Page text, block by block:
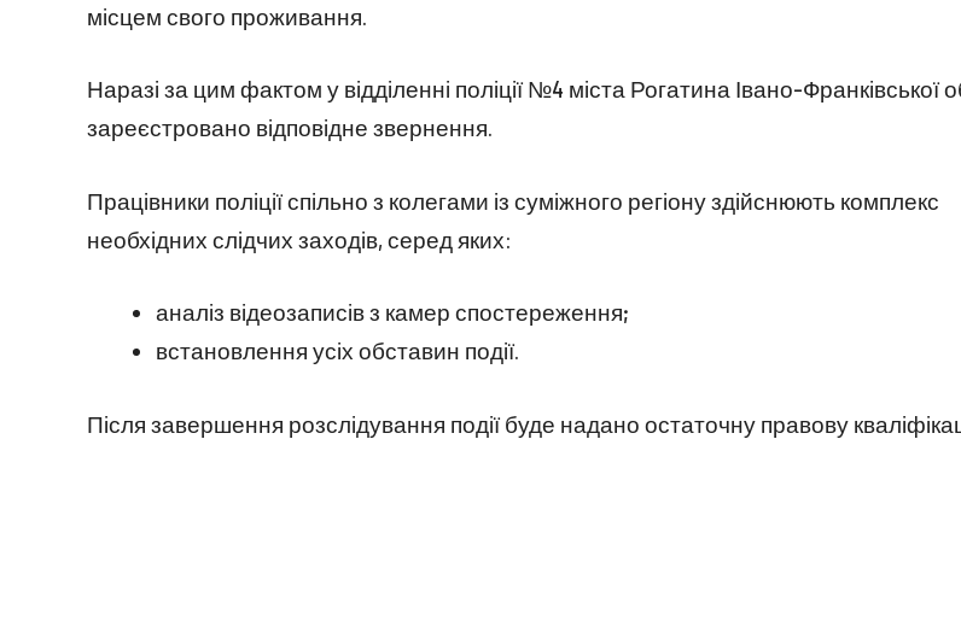
місцем свого проживання.
Наразі за цим фактом у відділенні поліції №4 міста Рогатина Івано-Франківської
зареєстровано відповідне звернення.
Працівники поліції спільно з колегами із суміжного регіону здійснюють комплекс
необхідних слідчих заходів, серед яких:
аналіз відеозаписів з камер спостереження;
встановлення усіх обставин події.
Після завершення розслідування події буде надано остаточну правову